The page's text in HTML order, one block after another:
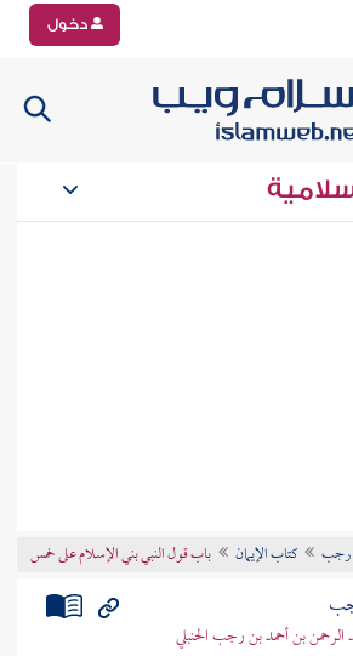
دخول
رجب كتاب الإيمان باب قول النبي بني الإسلام على خمس
بن أحمد بن رجب الحنبلي